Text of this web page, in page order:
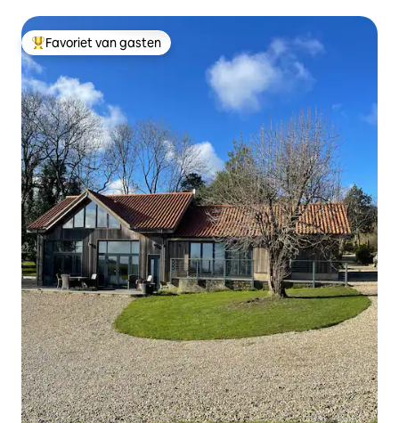
Topfavoriet van gasten
Favoriet van gasten